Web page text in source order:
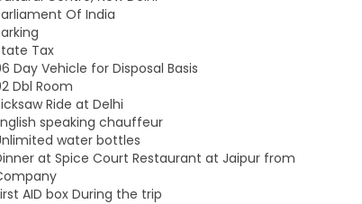
Of India
Tax
Day Vehicle for Disposal Basis
Dbl Room
Ride at Delhi
speaking chauffeur
water bottles
at Spice Court Restaurant at Jaipur from
AID box During the trip